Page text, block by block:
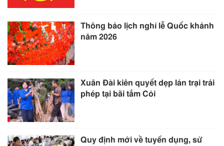
Thông báo lịch nghỉ lễ Quốc khánh
năm 2026
Xuân Đài kiên quyết dẹp lán trại trái
phép tại bãi tắm Cỏi
Quy định mới về tuyển dụng, sử